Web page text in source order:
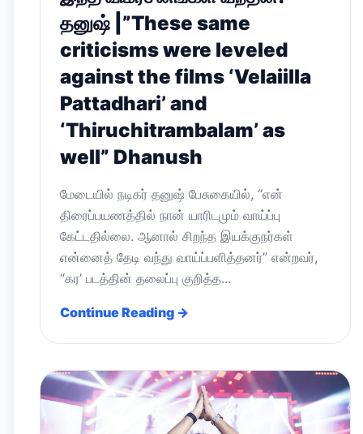
தனுஷ் |”These same
criticisms were leveled
against the films ‘Velaiilla
Pattadhari’ and
‘Thiruchitrambalam’ as
well” Dhanush
மேடையில் நடிகர் தனுஷ் பேசுகையில், “என்
திரைப்பயணத்தில் நான் யாரிடமும் வாய்ப்பு
கேட்டதில்லை. ஆனால் சிறந்த இயக்குநர்கள்
என்னைத் தேடி வந்து வாய்ப்பளித்தனர்” என்றவர்,
“கர’ படத்தின் தலைப்பு குறித்த...
Continue Reading →